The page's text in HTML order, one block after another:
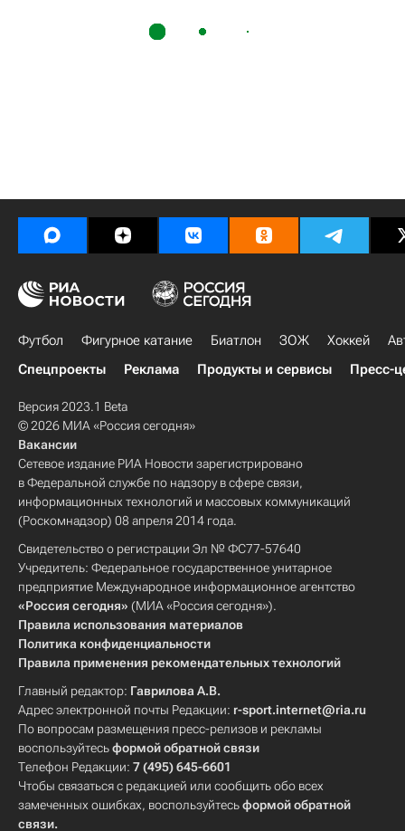
Футбол Фигурное катание Биатлон ЗОЖ Хоккей
Спецпроекты
Реклама Продукты и сервисы Пресс-
Версия 2023.1 Beta
© 2026 МИА «Россия сегодня»
Вакансии
Сетевое издание РИА Новости зарегистрировано
в Федеральной службе по надзору в сфере связи,
информационных технологий и массовых коммуникаций
(Роскомнадзор) 08 апреля 2014 года.
Свидетельство о регистрации Эл № ФС77-57640
Учредитель: Федеральное государственное унитарное
предприятие Международное информационное агентство
«Россия сегодня» (МИА «Россия сегодня»).
Правила использования материалов
Политика конфиденциальности
Правила применения рекомендательных технологий
Главный редактор: Гаврилова А.В.
Адрес электронной почты Редакции: r-sport.internet@ria.ru
По вопросам размещения пресс-релизов и рекламы
воспользуйтесьформой обратной связи
Телефон Редакции: 7 (495) 645-6601
Чтобы связаться с редакцией или сообщить обо всех
замеченных ошибках, воспользуйтесьформой обратной
связи.